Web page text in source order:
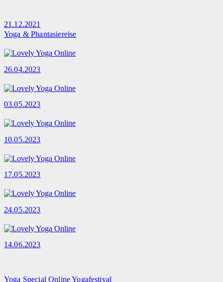
21.12.2021
Yoga & Phantasiereise
26.04.2023
03.05.2023
10.05.2023
17.05.2023
24.05.2023
14.06.2023
Yoga Special Online Yogafestival